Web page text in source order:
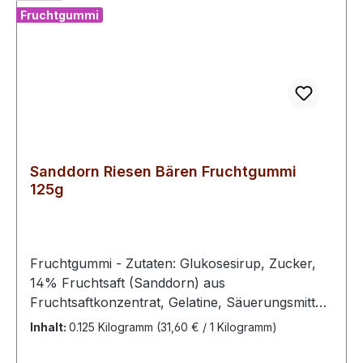
Fruchtgummi
Sanddorn Riesen Bären Fruchtgummi
125g
Fruchtgummi - Zutaten: Glukosesirup, Zucker,
14% Fruchtsaft (Sanddorn) aus
Fruchtsaftkonzentrat, Gelatine, Säuerungsmittel:
Citronensäure, Acerola Fruchtpulver, Honig
Inhalt: 0.125 Kilogramm (31,60 € / 1 Kilogramm)